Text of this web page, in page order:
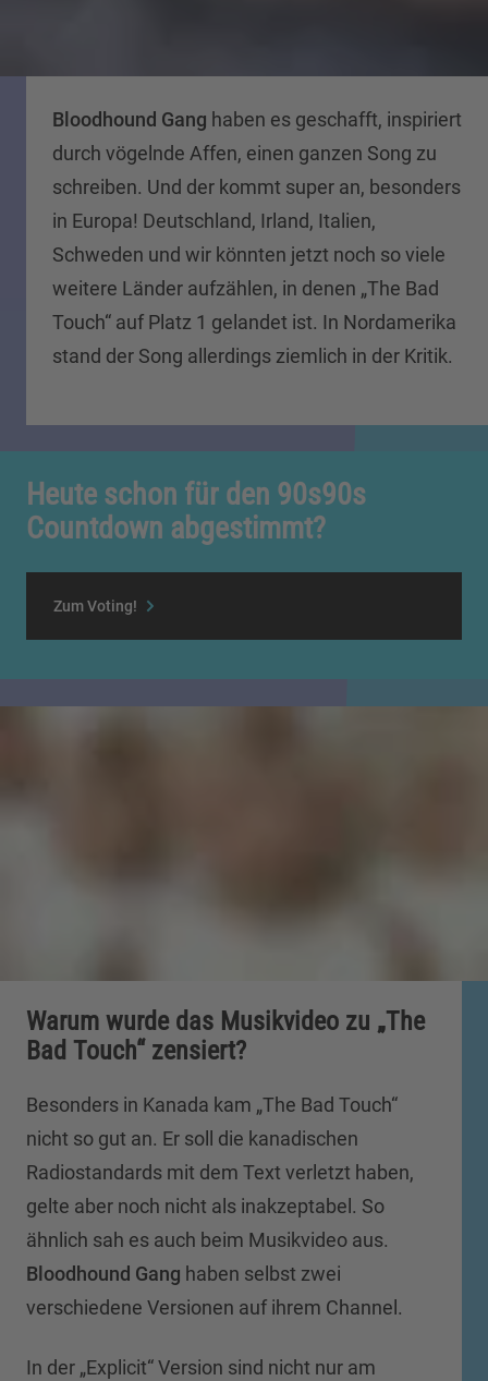
Bloodhound Gang haben es geschafft, inspiriert
durch vögelnde Affen, einen ganzen Song zu
schreiben. Und der kommt super an, besonders
in Europa! Deutschland, Irland, Italien,
Schweden und wir könnten jetzt noch so viele
weitere Länder aufzählen, in denen „The Bad
Touch“ auf Platz 1 gelandet ist. In Nordamerika
stand der Song allerdings ziemlich in der Kritik.
Heute schon für den 90s90s
Countdown abgestimmt?
Zum Voting!
Warum wurde das Musikvideo zu „The
Bad Touch“ zensiert?
Besonders in Kanada kam „The Bad Touch“
nicht so gut an. Er soll die kanadischen
Radiostandards mit dem Text verletzt haben,
gelte aber noch nicht als inakzeptabel. So
ähnlich sah es auch beim Musikvideo aus.
Bloodhound Gang haben selbst zwei
verschiedene Versionen auf ihrem Channel.
In der „Explicit“ Version sind nicht nur am